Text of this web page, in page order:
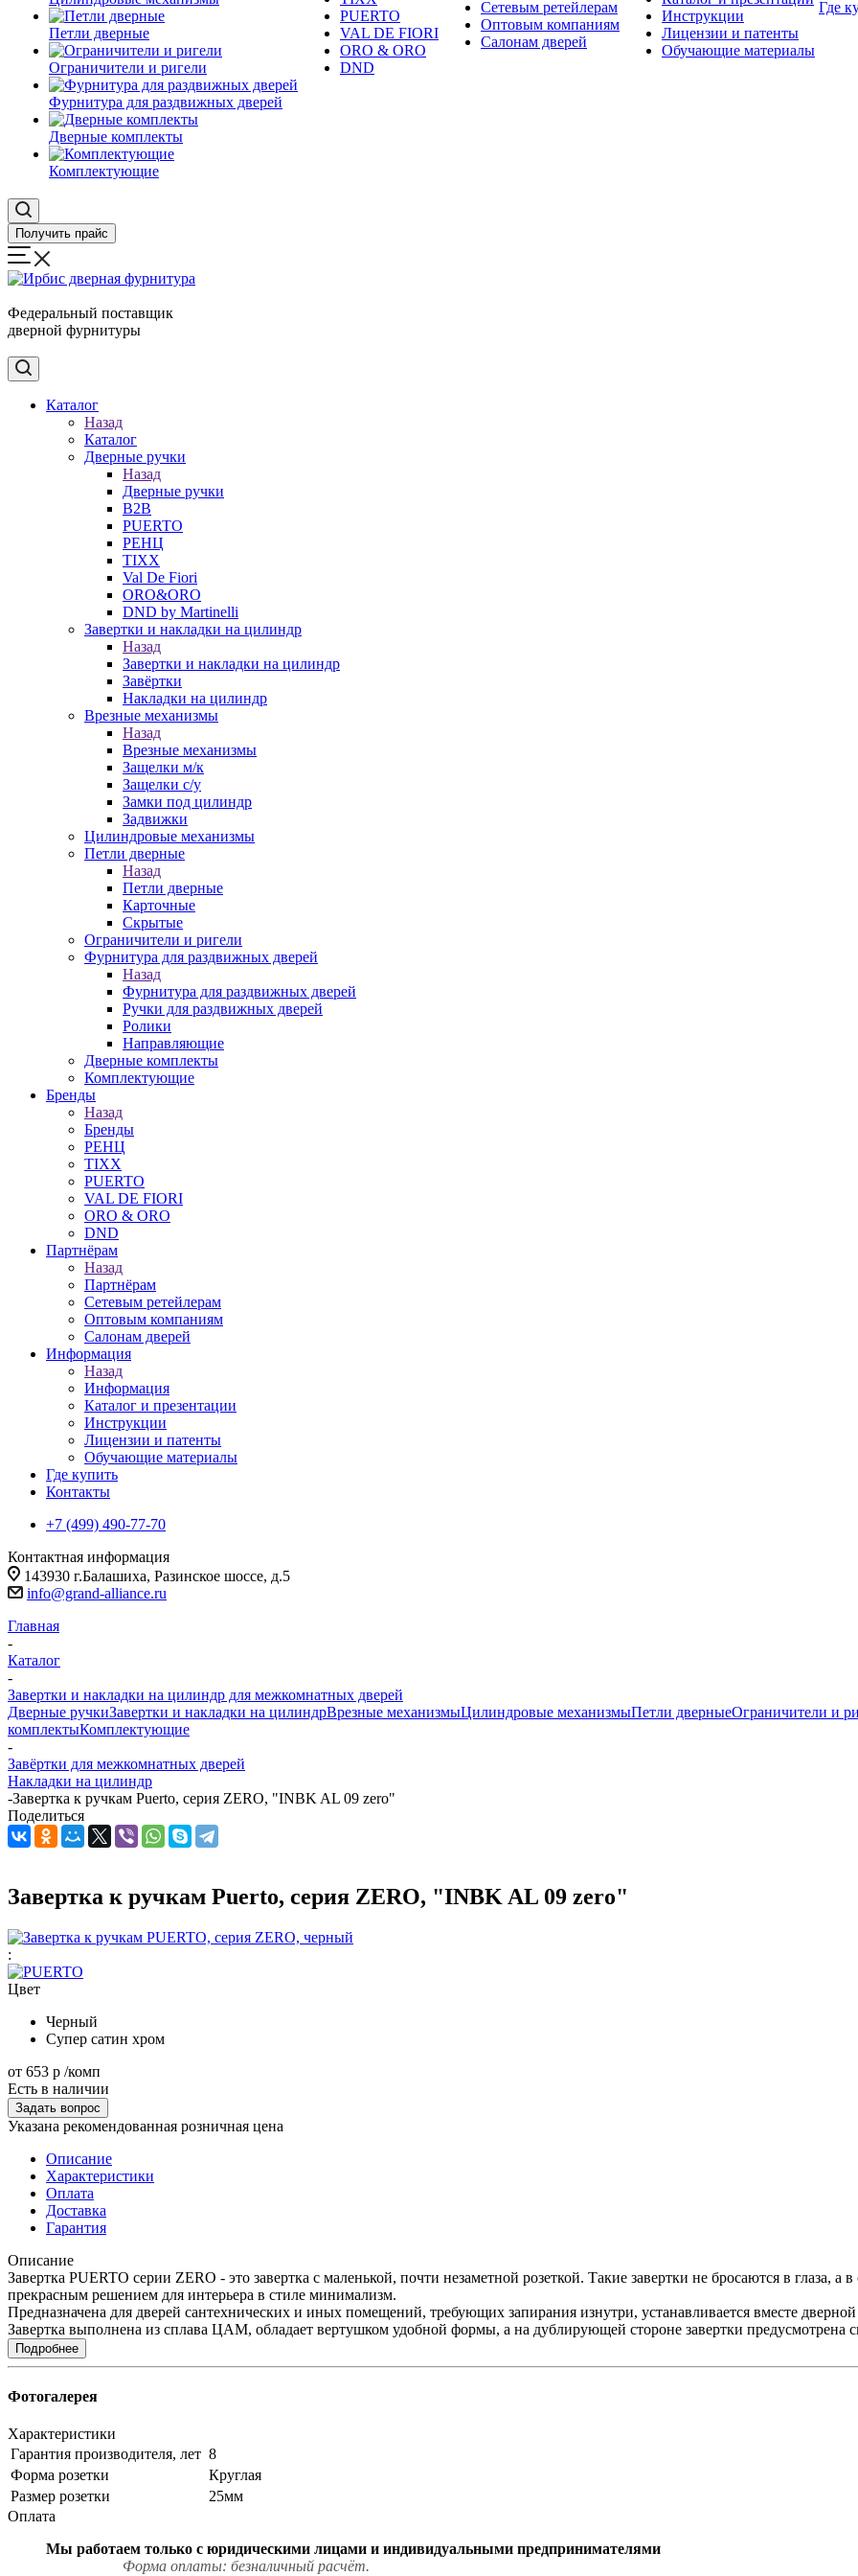
Петли дверные
Ограничители и ригели
Фурнитура для раздвижных дверей
Дверные комплекты
Комплектующие
PUERTO
VAL DE FIORI
ORO & ORO
DND
Сетевым ретейлерам
Оптовым компаниям
Салонам дверей
Инструкции
Лицензии и патенты
Обучающие материалы
Где
Получить прайс
Федеральный поставщик
дверной фурнитуры
Каталог
Назад
Каталог
Дверные ручки
Назад
Дверные ручки
B2B
PUERTO
РЕНЦ
TIXX
Val De Fiori
ORO&ORO
DND by Martinelli
Завертки и накладки на цилиндр
Назад
Завертки и накладки на цилиндр
Завёртки
Накладки на цилиндр
Врезные механизмы
Назад
Врезные механизмы
Защелки м/к
Защелки с/у
Замки под цилиндр
Задвижки
Цилиндровые механизмы
Петли дверные
Назад
Петли дверные
Карточные
Скрытые
Ограничители и ригели
Фурнитура для раздвижных дверей
Назад
Фурнитура для раздвижных дверей
Ручки для раздвижных дверей
Ролики
Направляющие
Дверные комплекты
Комплектующие
Бренды
Назад
Бренды
РЕНЦ
TIXX
PUERTO
VAL DE FIORI
ORO & ORO
DND
Партнёрам
Назад
Партнёрам
Сетевым ретейлерам
Оптовым компаниям
Салонам дверей
Информация
Назад
Информация
Каталог и презентации
Инструкции
Лицензии и патенты
Обучающие материалы
Где купить
Контакты
+7 (499) 490-77-70
Контактная информация
143930 г.Балашиха, Разинское шоссе, д.5
info@grand-alliance.ru
Главная
-
Каталог
-
Завертки и накладки на цилиндр для межкомнатных дверей
Дверные ручкиЗавертки и накладки на цилиндрВрезные механизмыЦилиндровые механизмыПетли дверныеОграничители и
комплектыКомплектующие
-
Завёртки для межкомнатных дверей
Накладки на цилиндр
-Завертка к ручкам Puerto, серия ZERO, "INBK AL 09 zero"
Поделиться
Завертка к ручкам Puerto, серия ZERO, "INBK AL 09 zero"
:
Цвет
Черный
Супер сатин хром
от 653 р /комп
Есть в наличии
Задать вопрос
Указана рекомендованная розничная цена
Описание
Характеристики
Оплата
Доставка
Гарантия
Описание
Завертка PUERTO серии ZERO - это завертка с маленькой, почти незаметной розеткой. Такие завертки не бросаются в глаза,
прекрасным решением для интерьера в стиле минимализм.
Предназначена для дверей сантехнических и иных помещений, требующих запирания изнутри, устанавливается вместе
Завертка выполнена из сплава ЦАМ, обладает вертушком удобной формы, а на дублирующей стороне завертки предусмотрена
Подробнее
Фотогалерея
Характеристики
Гарантия производителя, лет 8
Форма розетки
Круглая
Размер розетки
25мм
Оплата
Мы работаем только с юридическими лицами и
Форма оплаты: безналичный расчёт.